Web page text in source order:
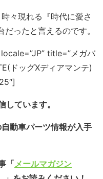
々現れる『時代に愛さ
ったと言えるのです。
title=”メガバ
ドッグXディアマンテ)
ています。
動車パーツ情報が入手
「メールマガジン